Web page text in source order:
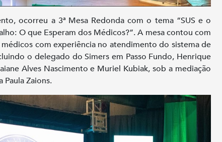
ocorreu a 3ª Mesa Redonda com o tema “SUS e o
O que Esperam dos Médicos?”. A mesa contou com
com experiência no atendimento do sistema de
o delegado do Simers em Passo Fundo, Henrique
Alves Nascimento e Muriel Kubiak, sob a mediação
Paula Zaions.